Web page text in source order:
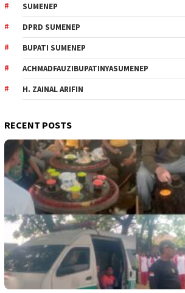
SUMENEP
DPRD SUMENEP
BUPATI SUMENEP
ACHMADFAUZIBUPATINYASUMENEP
H. ZAINAL ARIFIN
RECENT POSTS